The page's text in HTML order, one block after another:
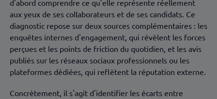
d'abord comprendre ce qu'elle représente réellement
aux yeux de ses collaborateurs et de ses candidats. Ce
diagnostic repose sur deux sources complémentaires : les
enquêtes internes d'engagement, qui révèlent les forces
perçues et les points de friction du quotidien, et les avis
publiés sur les réseaux sociaux professionnels ou les
plateformes dédiées, qui reflètent la réputation externe.
Concrètement, il s'agit d'identifier les écarts entre